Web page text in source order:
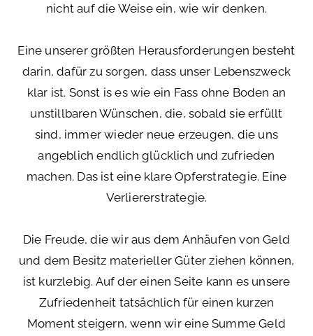
nicht auf die Weise ein, wie wir denken.
Eine unserer größten Herausforderungen besteht
darin, dafür zu sorgen, dass unser Lebenszweck
klar ist. Sonst is es wie ein Fass ohne Boden an
unstillbaren Wünschen, die, sobald sie erfüllt
sind, immer wieder neue erzeugen, die uns
angeblich endlich glücklich und zufrieden
machen. Das ist eine klare Opferstrategie. Eine
Verliererstrategie.
Die Freude, die wir aus dem Anhäufen von Geld
und dem Besitz materieller Güter ziehen können,
ist kurzlebig. Auf der einen Seite kann es unsere
Zufriedenheit tatsächlich für einen kurzen
Moment steigern, wenn wir eine Summe Geld